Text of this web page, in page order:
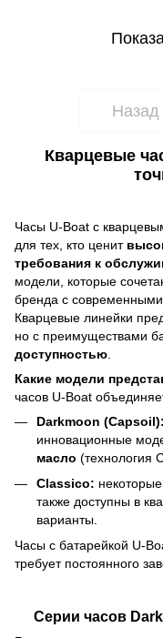
Назад
Кварцевые
Часы U-Boat с
для тех, кто ценит
требования к
модели, которые
бренда с
Кварцевые линейки
но с преимуществами
доступностью
Какие модели
часов U-Boat
Darkmoon (Capsoil):
инновационные
масло (технология
Classico:
также доступны в
варианты.
Часы с батарейкой U-
требует постоянного
Серии часов